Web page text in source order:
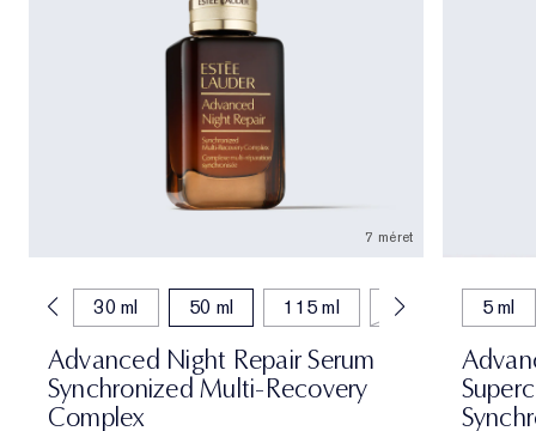
7 méret
30 ml 50 ml 115 ml 75 ml
Advanced Night Repair Serum
Synchronized Multi-Recovery
Complex
5 ml